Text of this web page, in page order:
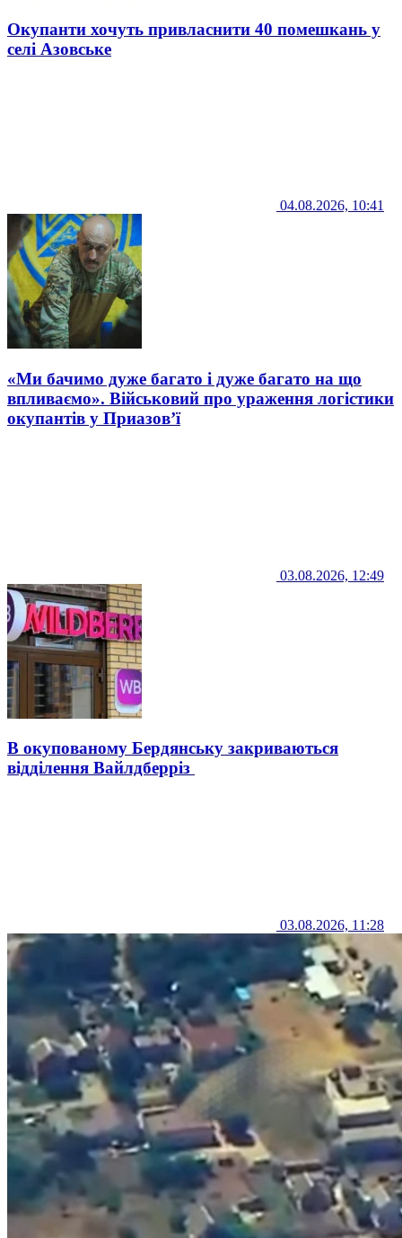
Окупанти хочуть привласнити 40 помешкань у
селі Азовське
04.08.2026, 10:41
«Ми бачимо дуже багато і дуже багато на що
впливаємо». Військовий про ураження логістики
окупантів у Приазов’ї
03.08.2026, 12:49
В окупованому Бердянську закриваються
відділення Вайлдберріз
03.08.2026, 11:28